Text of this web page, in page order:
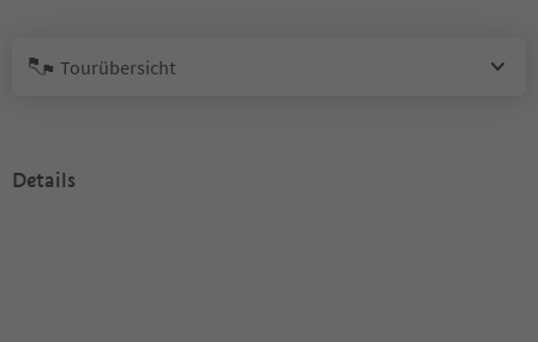
Tourübersicht
Details